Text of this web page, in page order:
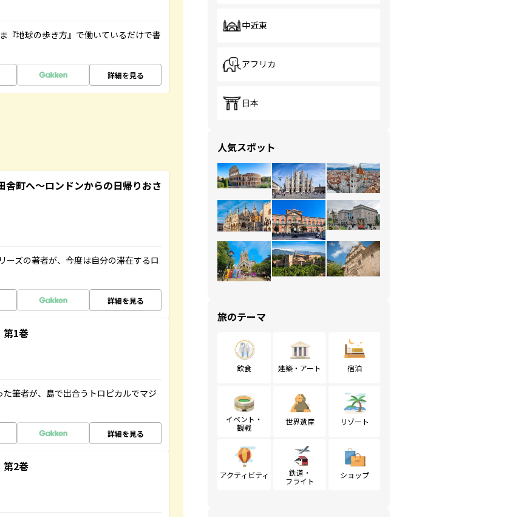
『地球の歩き方』で働いているだけで書
詳細を見る
町へ～ロンドンからの日帰りおさ
ーズの著者が、今度は自分の滞在するロ
詳細を見る
1巻
筆者が、島で出合うトロピカルでマジ
詳細を見る
2巻
中近東
アフリカ
日本
人気スポット
旅のテーマ
飲食 建築・アート 宿泊
イベント・
観戦
世界遺産 リゾート
アクティビティ
鉄道・
フライト
ショップ